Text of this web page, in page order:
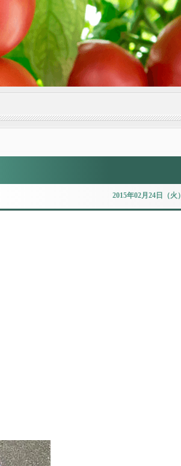
2015年02月24日（火）